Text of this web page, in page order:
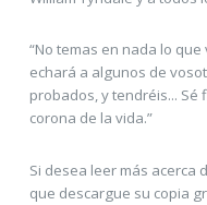
“No temas en nada lo
echará a algunos de
probados, y tendréis... Sé
corona de la vida.”
Si desea leer más acerca
que descargue su copia